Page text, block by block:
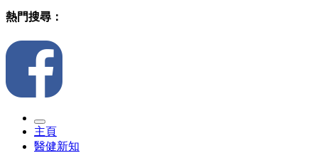
熱門搜尋：
主頁
醫健新知